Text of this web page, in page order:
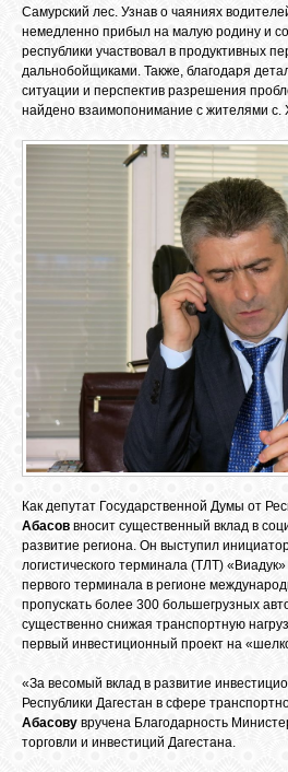
Самурский лес. Узнав о чаяниях
немедленно прибыл на малую родину и
республики участвовал в продуктивных
дальнобойщиками. Также, благодаря
ситуации и перспектив разрешения
найдено взаимопонимание с жителями с.
Как депутат Государственной Думы от
Абасов вносит существенный вклад в
развитие региона. Он выступил
логистического терминала (ТЛТ)
первого терминала в регионе
пропускать более 300 большегрузных
существенно снижая транспортную
первый инвестиционный проект на
«За весомый вклад в развитие
Республики Дагестан в сфере
Абасову вручена Благодарность
торговли и инвестиций Дагестана.